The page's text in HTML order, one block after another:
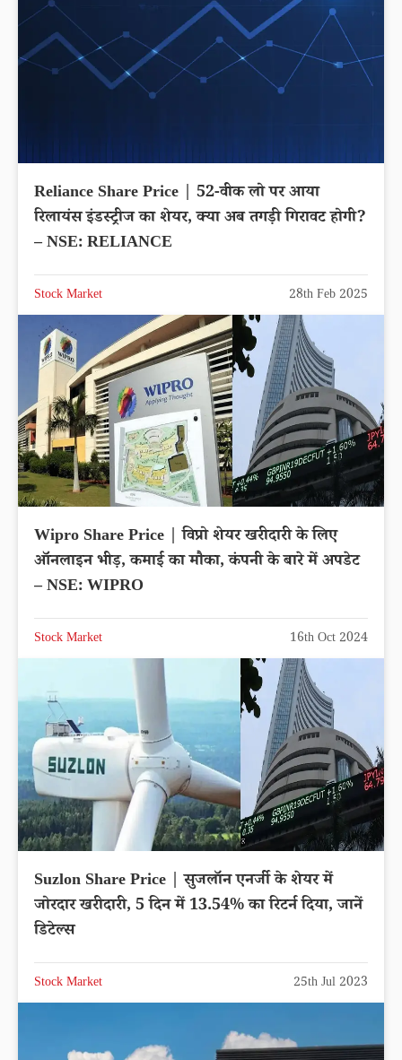
Reliance Share Price | 52-वीक लो पर आया
रिलायंस इंडस्ट्रीज का शेयर, क्या अब तगड़ी गिरावट होगी?
– NSE: RELIANCE
Stock Market 28th Feb 2025
Wipro Share Price | विप्रो शेयर खरीदारी के लिए
ऑनलाइन भीड़, कमाई का मौका, कंपनी के बारे में अपडेट
– NSE: WIPRO
Stock Market 16th Oct 2024
Suzlon Share Price | सुजलॉन एनर्जी के शेयर में
जोरदार खरीदारी, 5 दिन में 13.54% का रिटर्न दिया, जानें
डिटेल्स
Stock Market 25th Jul 2023